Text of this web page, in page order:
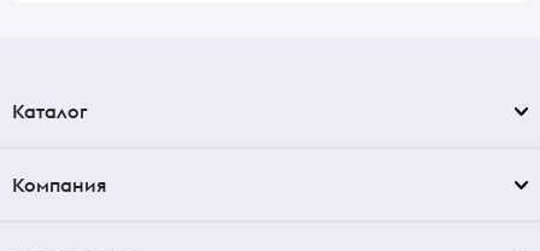
Каталог
Компания